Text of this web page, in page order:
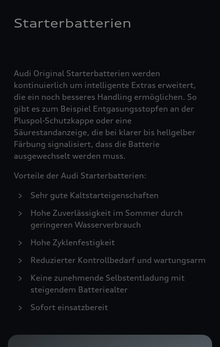
Starterbatterien
Audi Original Starterbatterien werden
kontinuierlich um intelligente Extras erweitert,
die ein noch besseres Handling ermöglichen. So
gibt es zum Beispiel Entgasungsstopfen an der
Pluspol-Schutzkappe oder eine
Säurestandanzeige, die bei klarer bis hellgelber
Färbung signalisiert, dass die Batterie
ausgewechselt werden muss.
Vorteile der Audi Starterbatterien:
Sehr gute Kaltstarteigenschaften
Hohe Zuverlässigkeit im Sommer durch
geringeren Wasserverbrauch
Hohe Zyklenfestigkeit
Reduzierter Kontrollbedarf und wartungsarm
Keine zunehmende Selbstentladung mit
steigendem Batteriealter
Sofort einsatzbereit